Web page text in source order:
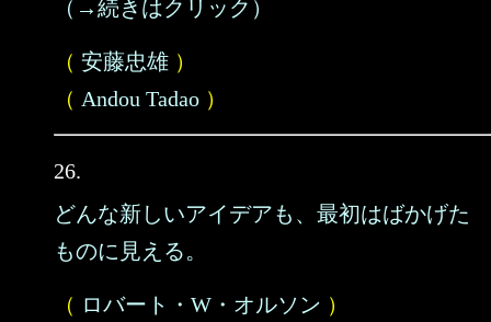
（→続きはクリック）
（ 安藤忠雄 ）
（ Andou Tadao ）
26.
どんな新しいアイデアも、最初はばかげた
ものに見える。
（ ロバート・W・オルソン ）